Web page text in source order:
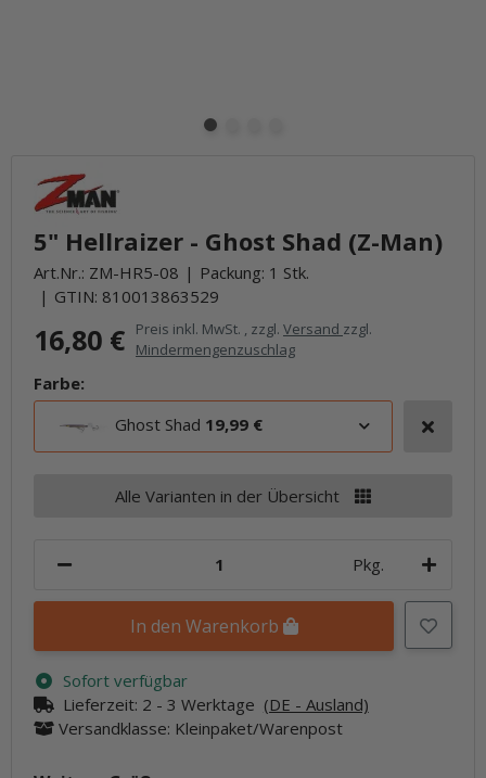
5" Hellraizer - Ghost Shad (Z-Man)
Art.Nr.: ZM-HR5-08
Packung: 1 Stk.
GTIN: 810013863529
16,80 € Preis inkl. MwSt. , zzgl. Versand zzgl.
Mindermengenzuschlag
Farbe:
Ghost Shad 19,99 €
Alle Varianten in der Übersicht
Pkg.
In den Warenkorb
Sofort verfügbar
Lieferzeit: 2 - 3 Werktage (DE - Ausland)
Versandklasse: Kleinpaket/Warenpost